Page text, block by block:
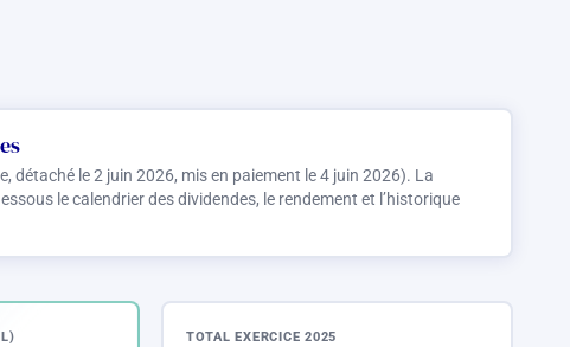
détaché le 2 juin 2026, mis en paiement le 4 juin 2026). La
le calendrier des dividendes, le rendement et l’historique
TOTAL EXERCICE 2025